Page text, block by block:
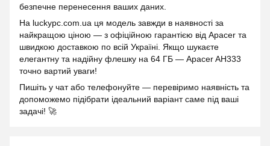
безпечне перенесення ваших даних.
На luckypc.com.ua ця модель завжди в наявності за
найкращою ціною — з офіційною гарантією від Apacer та
швидкою доставкою по всій Україні. Якщо шукаєте
елегантну та надійну флешку на 64 ГБ — Apacer AH333
точно вартий уваги!
Пишіть у чат або телефонуйте — перевіримо наявність та
допоможемо підібрати ідеальний варіант саме під ваші
задачі! 🚀